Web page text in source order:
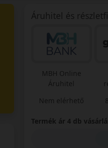
Áruhitel és
MBH Online
Áruhitel
Nem elérhető
Termék ár 4 db